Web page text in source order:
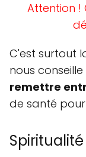
Attention !
C'est surtout
nous
remettre
de santé
Spiritualité